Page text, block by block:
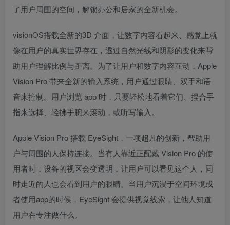
了用户周围的空间，解锁办公和居家的全新机会。
visionOS搭载全新的3D 介面，让数字内容看起来、感觉上就
像在用户的真实世界存在，透过自然光线和阴影的变化来帮
助用户理解比例与距离。为了让用户和数字内容互动，Apple
Vision Pro 带来全新的输入系统，用户通过眼睛、双手和语
音来控制。用户浏览 app 时，只要轻松地看着它们、捏合手
指来选择、轻拂手腕来滚动，或听写输入。
Apple Vision Pro 搭载 EyeSight，一项超凡的创新，帮助用
户与周围的人保持连接。当有人靠近正配戴 Vision Pro 的使
用者时，设备的视区会变透明，让用户可以看见这个人，同
时走近的人也会看到用户的眼睛。当用户沉浸于空间环境或
者使用app的时候，EyeSight 会提供视觉线索，让他人知道
用户在专注做什么。